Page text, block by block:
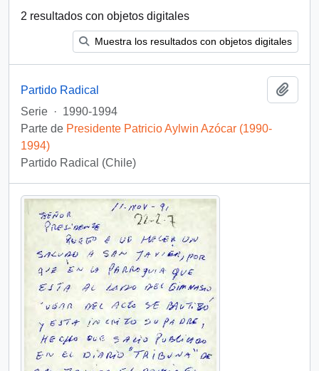
2 resultados con objetos digitales
Muestra los resultados con objetos digitales
Partido Radical
Serie · 1990-1994
Parte de Presidente Patricio Aylwin Azócar (1990-
1994)
Partido Radical (Chile)